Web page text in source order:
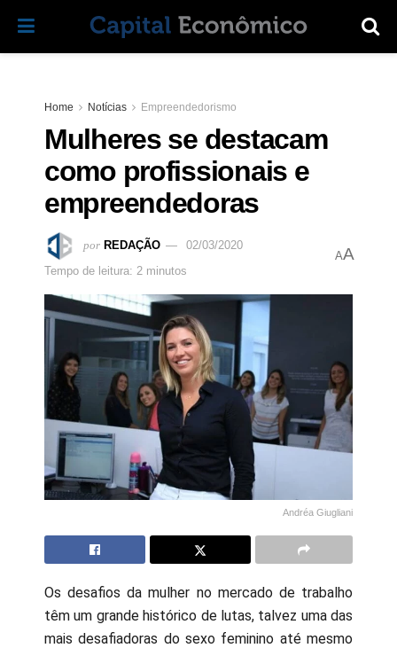
Home Notícias Empreendedorismo
Mulheres se destacam
como profissionais e
empreendedoras
por REDAÇÃO
02/03/2020
Tempo de leitura: 2 minutos
AA
Andréa Giugliani
Os desafios da mulher no mercado de trabalho
têm um grande histórico de lutas, talvez uma das
mais desafiadoras do sexo feminino até mesmo